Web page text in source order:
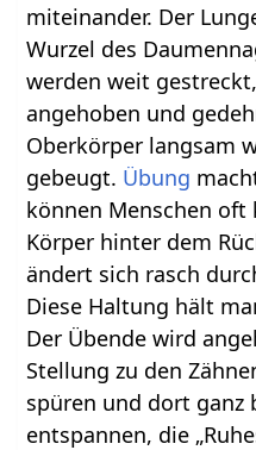
miteinander. Der
Wurzel des
werden weit
angehoben und
Oberkörper langsam
gebeugt. Übung
können Menschen oft
Körper hinter dem
ändert sich rasch
Diese Haltung hält
Der Übende wird
Stellung zu den
spüren und dort ganz
entspannen, die